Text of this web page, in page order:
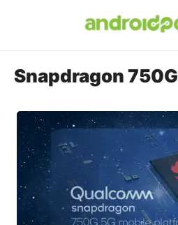
Snapdragon 750G